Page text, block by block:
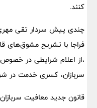
کنند.
چندی پیش سردار تقی
،از اعلام شرایطی در
سربازان، کسری خدمت در
قانون جدید معافیت